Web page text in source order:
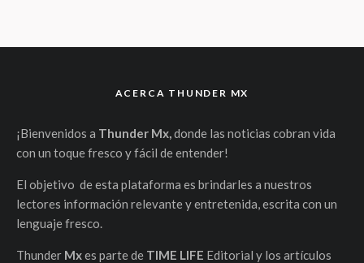
ACERCA THUNDER MX
¡Bienvenidos a Thunder Mx,donde las noticias cobran vida
con un toque fresco y fácil de entender!
El objetivo de esta plataforma es brindarles a nuestros
lectores información relevante y entretenida, escrita con un
lenguaje fresco.
Thunder Mxes parte de TIME LIFE Editorial y los artículos